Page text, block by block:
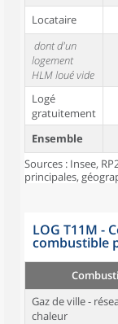
Locataire
dont d'un
logement
HLM loué vide
Logé
gratuitement
Ensemble
Sources : Insee,
principales,
LOG T11M -
combustible
Gaz de ville -
chaleur